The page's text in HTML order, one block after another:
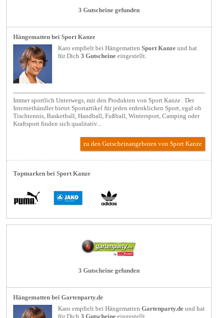
3 Gutscheine gefunden
Hängematten bei Sport Kanze
Karo empfielt beiHängematten Sport Kanze und hat
für Dich3 Gutscheine eingestellt.
Immer sportlich Unterwegs, mit den Produkten von Sport Kanze . Der
Internethändler bietet Sportartikel für jeden erdenklichen Sport, egal ob
Tischtennis, Basketball, Handball, Fußball, Wintersport, Camping oder
Kraftsport finden sich qualitativ...
zu den Gutscheinangeboten von Sport Kanze
Topmarken bei Sport Kanze
3 Gutscheine gefunden
Hängematten bei Gartenparty.de
Karo empfielt beiHängematten Gartenparty.de und hat
für Dich3 Gutscheine eingestellt.